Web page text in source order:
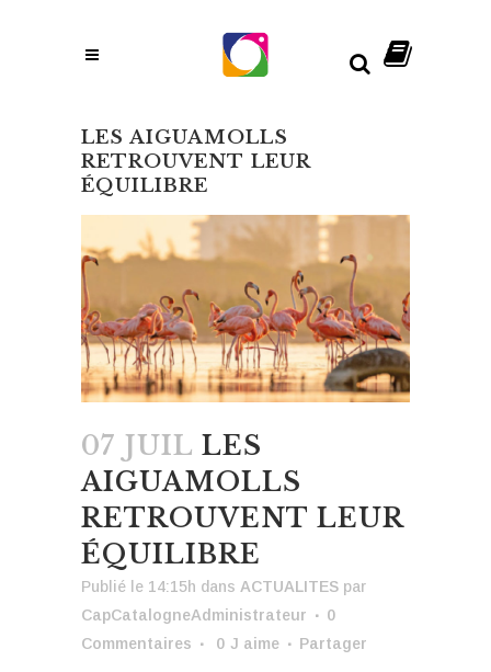
LES AIGUAMOLLS
RETROUVENT LEUR
ÉQUILIBRE
07 JUIL LES
AIGUAMOLLS
RETROUVENT LEUR
ÉQUILIBRE
Publié le 14:15h dans ACTUALITES par
CapCatalogneAdministrateur
0
Commentaires
0 J aime Partager